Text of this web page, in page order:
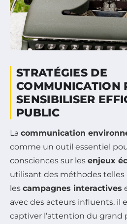
STRATÉGIES DE
COMMUNICATION
SENSIBILISER
PUBLIC
La communication
comme un outil essentiel
consciences sur les enjeux
utilisant des méthodes telles
les campagnes interactives
avec des acteurs influents, il
captiver l’attention du grand